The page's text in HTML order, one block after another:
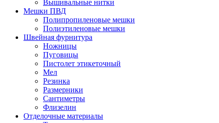
Вышивальные нитки
Мешки ПВД
Полипропиленовые мешки
Полиэтиленовые мешки
Швейная фурнитура
Ножницы
Пуговицы
Пистолет этикеточный
Мел
Резинка
Размерники
Сантиметры
Флизелин
Отделочные материалы